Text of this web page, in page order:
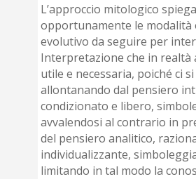
L’approccio mitologico
opportunamente le modalità
evolutivo da seguire per
Interpretazione che in realtà
utile e necessaria, poiché ci
allontanando dal pensiero
condizionato e libero,
avvalendosi al contrario in
del pensiero analitico,
individualizzante,
limitando in tal modo la